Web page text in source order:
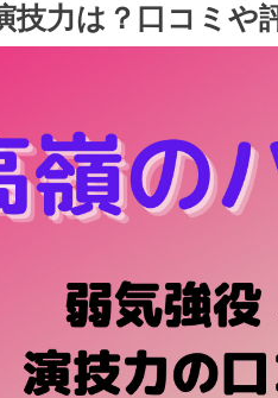
技力は？口コミや